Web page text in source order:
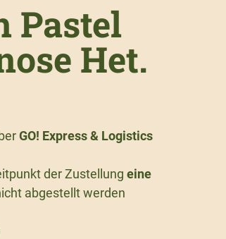
Pastel
Het.
GO! Express & Logistics
der Zustellung eine
abgestellt werden